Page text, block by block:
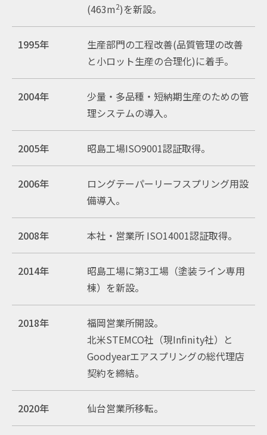
(463m2)を新設。
1995年
生産部門の工程改善(品質管理の改善
と小ロット生産の合理化)に着手。
2004年
少量・多品種・短納期生産のための管
理システムの導入。
2005年 昭島工場ISO9001認証取得。
2006年
ロングテーパーリーフスプリング用設
備導入。
2008年 本社・営業所 ISO14001認証取得。
2014年
昭島工場に第3工場（塗装ライン専用
棟）を新設。
2018年
福岡営業所開設。
北米STEMCO社（現Infinity社）と
Goodyearエアスプリングの総代理店
契約を締結。
2020年 仙台営業所移転。